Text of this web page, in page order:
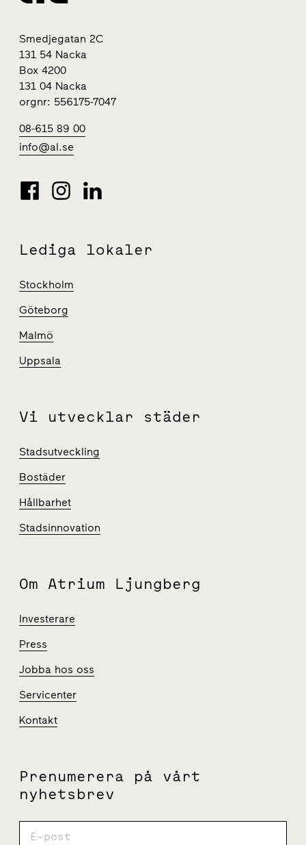
Smedjegatan 2C
131 54 Nacka
Box 4200
131 04 Nacka
orgnr: 556175-7047
08-615 89 00
info@al.se
Lediga lokaler
Stockholm
Göteborg
Malmö
Uppsala
Vi utvecklar städer
Stadsutveckling
Bostäder
Hållbarhet
Stadsinnovation
Om Atrium Ljungberg
Investerare
Press
Jobba hos oss
Servicenter
Kontakt
Prenumerera på vårt
nyhetsbrev